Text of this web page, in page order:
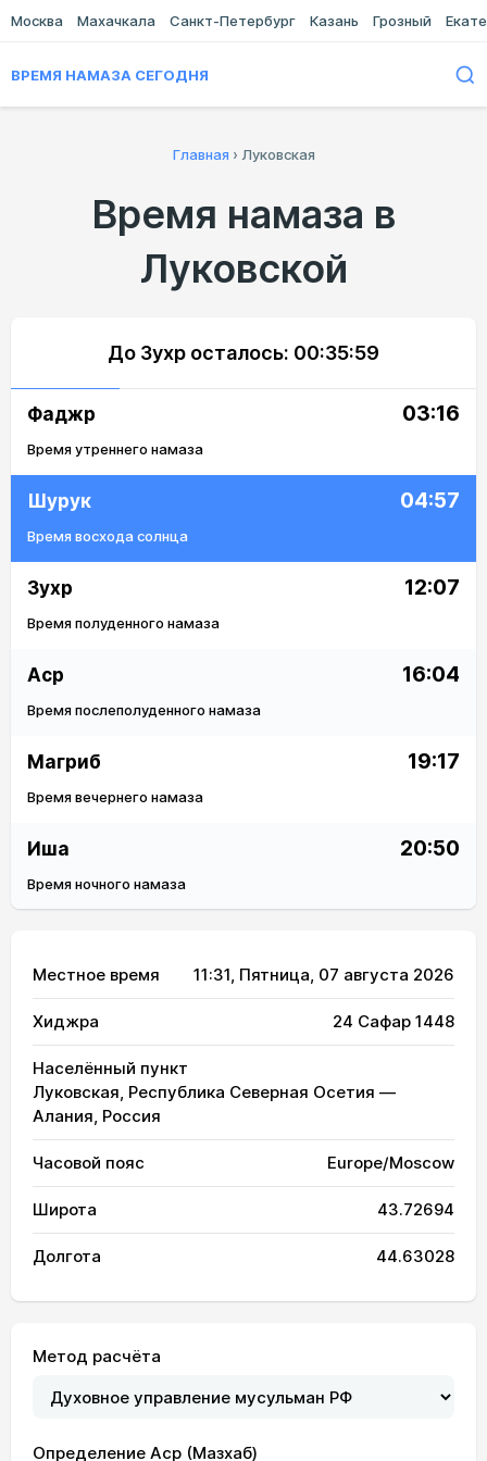
Москва Махачкала Санкт-Петербург Казань Грозный
ВРЕМЯ НАМАЗА СЕГОДНЯ
Главная › Луковская
Время намаза в
Луковской
До Зухр осталось: 00:35:59
Фаджр 03:16
Время утреннего намаза
Шурук 04:57
Время восхода солнца
Зухр 12:07
Время полуденного намаза
Аср 16:04
Время послеполуденного намаза
Магриб 19:17
Время вечернего намаза
Иша 20:50
Время ночного намаза
Местное время 11:31, Пятница, 07 августа 2026
Хиджра 24 Сафар 1448
Населённый пункт
Луковская, Республика Северная Осетия —
Алания, Россия
Часовой пояс Europe/Moscow
Широта 43.72694
Долгота 44.63028
Метод расчёта
Определение Аср (Мазхаб)